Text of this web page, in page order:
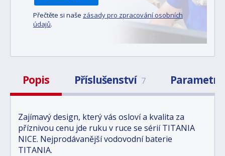
Přečtěte si naše zásady pro zpracování osobních
údajů.
Popis Příslušenství 7 Parametry
Zajímavý design, který vás osloví a kvalita za
příznivou cenu jde ruku v ruce se sérií TITANIA
NICE. Nejprodávanější vodovodní baterie
TITANIA.